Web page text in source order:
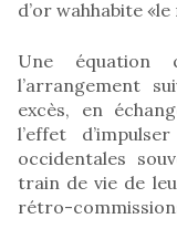
d’or wahhabite
Une
l’arrangement
excès, en
l’effet
occidentales
train de vie de
rétro-